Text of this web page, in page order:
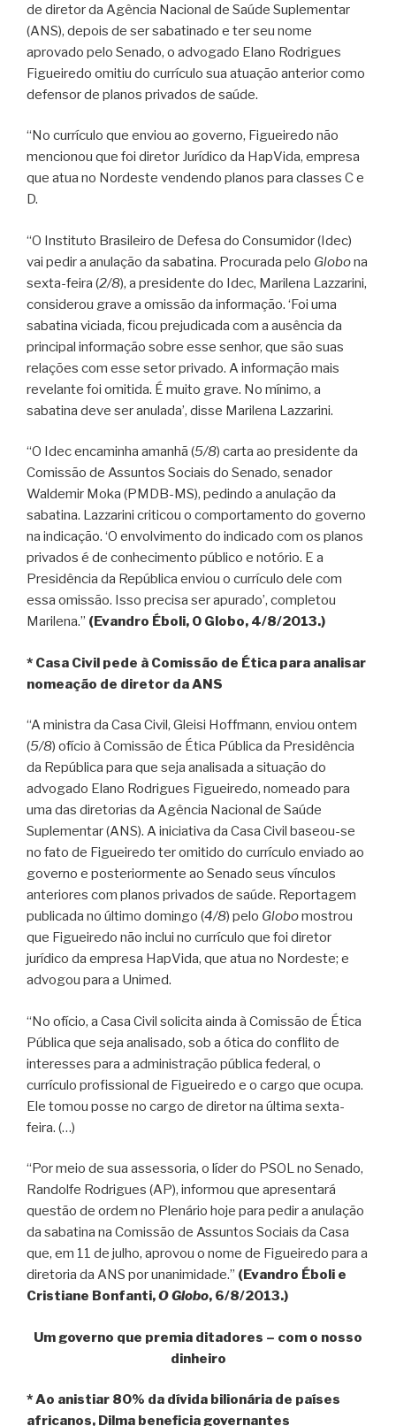
de diretor da Agência Nacional de Saúde Suplementar
(ANS), depois de ser sabatinado e ter seu nome
aprovado pelo Senado, o advogado Elano Rodrigues
Figueiredo omitiu do currículo sua atuação anterior como
defensor de planos privados de saúde.
“No currículo que enviou ao governo, Figueiredo não
mencionou que foi diretor Jurídico da HapVida, empresa
que atua no Nordeste vendendo planos para classes C e
D.
“O Instituto Brasileiro de Defesa do Consumidor (Idec)
vai pedir a anulação da sabatina. Procurada pelo Globona
sexta-feira (2/8), a presidente do Idec, Marilena Lazzarini,
considerou grave a omissão da informação. ‘Foi uma
sabatina viciada, ficou prejudicada com a ausência da
principal informação sobre esse senhor, que são suas
relações com esse setor privado. A informação mais
revelante foi omitida. É muito grave. No mínimo, a
sabatina deve ser anulada’, disse Marilena Lazzarini.
“O Idec encaminha amanhã (5/8) carta ao presidente da
Comissão de Assuntos Sociais do Senado, senador
Waldemir Moka (PMDB-MS), pedindo a anulação da
sabatina. Lazzarini criticou o comportamento do governo
na indicação. ‘O envolvimento do indicado com os planos
privados é de conhecimento público e notório. E a
Presidência da República enviou o currículo dele com
essa omissão. Isso precisa ser apurado’, completou
Marilena.” (Evandro Éboli, O Globo, 4/8/2013.)
* Casa Civil pede à Comissão de Ética para analisar
nomeação de diretor da ANS
“A ministra da Casa Civil, Gleisi Hoffmann, enviou ontem
(5/8) ofício à Comissão de Ética Pública da Presidência
da República para que seja analisada a situação do
advogado Elano Rodrigues Figueiredo, nomeado para
uma das diretorias da Agência Nacional de Saúde
Suplementar (ANS). A iniciativa da Casa Civil baseou-se
no fato de Figueiredo ter omitido do currículo enviado ao
governo e posteriormente ao Senado seus vínculos
anteriores com planos privados de saúde. Reportagem
publicada no último domingo (4/8) pelo Globomostrou
que Figueiredo não inclui no currículo que foi diretor
jurídico da empresa HapVida, que atua no Nordeste; e
advogou para a Unimed.
“No ofício, a Casa Civil solicita ainda à Comissão de Ética
Pública que seja analisado, sob a ótica do conflito de
interesses para a administração pública federal, o
currículo profissional de Figueiredo e o cargo que ocupa.
Ele tomou posse no cargo de diretor na última sexta-
feira. (…)
“Por meio de sua assessoria, o líder do PSOL no Senado,
Randolfe Rodrigues (AP), informou que apresentará
questão de ordem no Plenário hoje para pedir a anulação
da sabatina na Comissão de Assuntos Sociais da Casa
que, em 11 de julho, aprovou o nome de Figueiredo para a
diretoria da ANS por unanimidade.” (Evandro Éboli e
Cristiane Bonfanti,O Globo, 6/8/2013.)
Um governo que premia ditadores – com o nosso
dinheiro
* Ao anistiar 80% da dívida bilionária de países
africanos, Dilma beneficia governantes